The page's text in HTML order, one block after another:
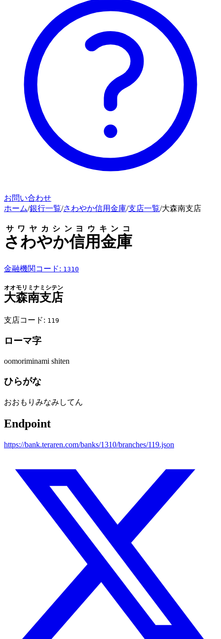
お問い合わせ
ホーム/銀行一覧/さわやか信用金庫/支店一覧/大森南支店
さわやか信用金庫
サワヤカシンヨウキンコ
金融機関コード: 1310
大森南支店
オオモリミナミシテン
支店コード: 119
ローマ字
oomoriminami shiten
ひらがな
おおもりみなみしてん
Endpoint
https://bank.teraren.com/banks/1310/branches/119.json